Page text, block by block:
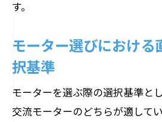
す。
モーター選びにおける
択基準
モーターを選ぶ際の選択基準と
交流モーターのどちらが適して